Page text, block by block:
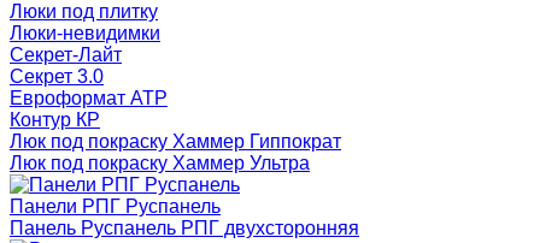
Люки под плитку
Люки-невидимки
Секрет-Лайт
Секрет 3.0
Евроформат АТР
Контур КР
Люк под покраску Хаммер Гиппократ
Люк под покраску Хаммер Ультра
Панели РПГ Руспанель
Панель Руспанель РПГ двухсторонняя